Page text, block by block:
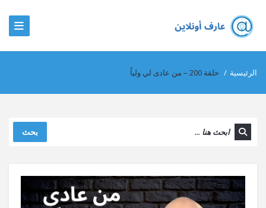
الرئيسية / حلقة 200 – من عادى لي ولياً
بحث